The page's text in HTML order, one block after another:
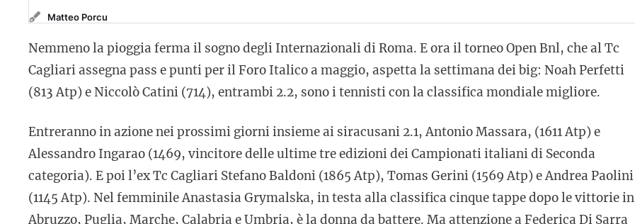
Matteo Porcu
Nemmeno la pioggia ferma il sogno degli Internazionali di Roma. E ora il torneo Open Bnl, che al Tc
Cagliari assegna pass e punti per il Foro Italico a maggio, aspetta la settimana dei big: Noah Perfetti
(813 Atp) e Niccolò Catini (714), entrambi 2.2, sono i tennisti con la classifica mondiale migliore.
Entreranno in azione nei prossimi giorni insieme ai siracusani 2.1, Antonio Massara, (1611 Atp) e
Alessandro Ingarao (1469, vincitore delle ultime tre edizioni dei Campionati italiani di Seconda
categoria). E poi l’ex Tc Cagliari Stefano Baldoni (1865 Atp), Tomas Gerini (1569 Atp) e Andrea Paolini
(1145 Atp). Nel femminile Anastasia Grymalska, in testa alla classifica cinque tappe dopo le vittorie in
Abruzzo, Puglia, Marche, Calabria e Umbria, è la donna da battere. Ma attenzione a Federica Di Sarra